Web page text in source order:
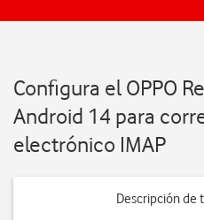
Configura el OPPO
Android 14 para
electrónico IMAP
Descripción de